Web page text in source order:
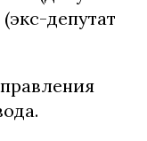
депутат